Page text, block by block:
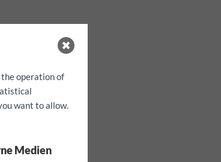
operation of
want to allow.
Medien